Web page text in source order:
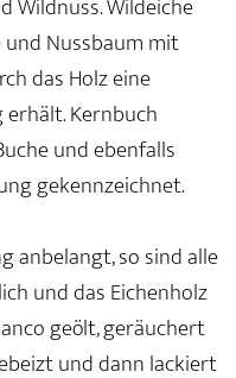
und Nussbaum mit
das Holz eine
Kernbuch
und ebenfalls
gekennzeichnet.
anbelangt, so sind alle
und das Eichenholz
geölt, geräuchert
und dann lackiert